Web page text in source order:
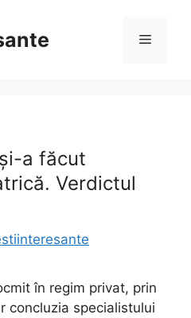
Menu
a făcut
Verdictul
în regim privat, prin
concluzia specialistului